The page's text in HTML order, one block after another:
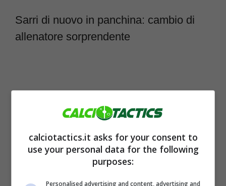
Sarri di nuovo in panchina: cambio di
allenatore sorprendente
calciotactics.it asks for your consent to
use your personal data for the following
purposes:
Personalised advertising and content, advertising and